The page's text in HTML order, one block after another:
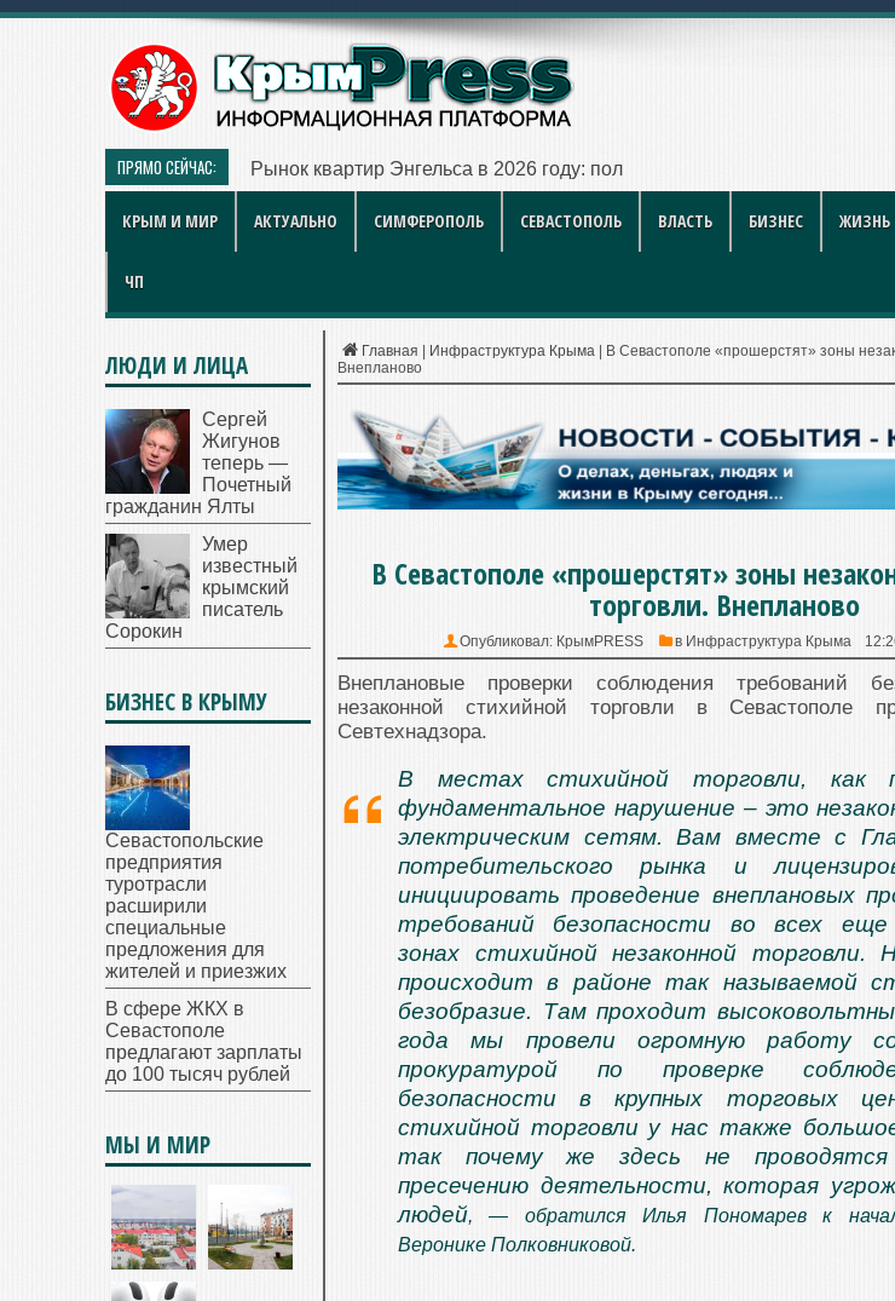
ПРЯМО СЕЙЧАС: Рынок квартир Энгельса в 2026 году: полный гид для покупателя —
КРЫМ И МИР АКТУАЛЬНО СИМФЕРОПОЛЬ СЕВАСТОПОЛЬ ВЛАСТЬ БИЗНЕС ЖИЗНЬ
ЧП
Главная Инфраструктура Крыма
В Севастополе «прошерстят» зоны
Внепланово
В Севастополе «прошерстят» зоны
торговли. Внепланово
Опубликовал: КрымPRESS в Инфраструктура Крыма
Внеплановые проверки соблюдения требований
незаконной стихийной торговли в Севастополе
Севтехнадзора.
В местах стихийной торговли, как
фундаментальное нарушение – это
электрическим сетям. Вам вместе с
потребительского рынка и
инициировать проведение внеплановых
требований безопасности во всех еще
зонах стихийной незаконной
происходит в районе так называемой
безобразие. Там проходит
года мы провели огромную работу
прокуратурой по проверке
безопасности в крупных торговых
стихийной торговли у нас также
так почему же здесь не
пресечению деятельности, которая
людей, — обратился Илья Пономарев к
Веронике Полковниковой.
ЛЮДИ И ЛИЦА
Сергей
Жигунов
теперь —
Почетный
гражданин Ялты
Умер
известный
крымский
писатель
Сорокин
БИЗНЕС В КРЫМУ
Севастопольские
предприятия
туротрасли
расширили
специальные
предложения для
жителей и приезжих
В сфере ЖКХ в
Севастополе
предлагают зарплаты
до 100 тысяч рублей
МЫ И МИР